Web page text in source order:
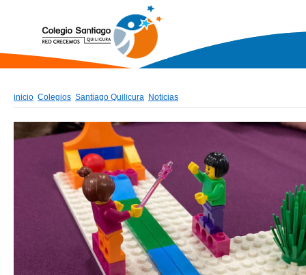
inicio Colegios Santiago Quilicura Noticias